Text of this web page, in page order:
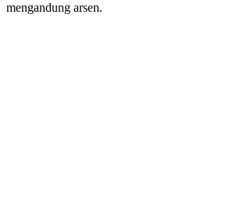
mengandung arsen.